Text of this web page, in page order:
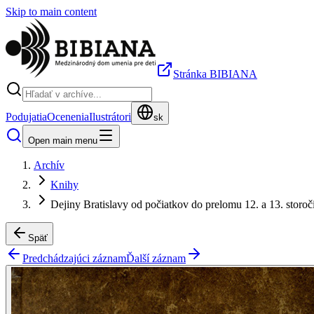
Skip to main content
Stránka BIBIANA
PodujatiaOceneniaIlustrátori sk
Open main menu
Archív
Knihy
Dejiny Bratislavy od počiatkov do prelomu 12. a 13.
Späť
Predchádzajúci záznamĎalší záznam